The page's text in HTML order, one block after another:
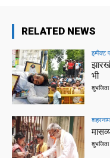
RELATED NEWS
इम्पैक्ट
भी
शुभजिता
शुभजिता